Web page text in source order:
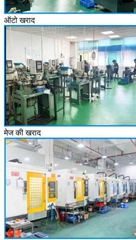
ऑटो खराद
मेज की खराद